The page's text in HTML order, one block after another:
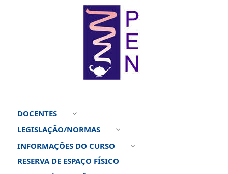
DOCENTES 3
LEGISLAÇÃO/NORMAS 3
INFORMAÇÕES DO CURSO 3
RESERVA DE ESPAÇO FÍSICO